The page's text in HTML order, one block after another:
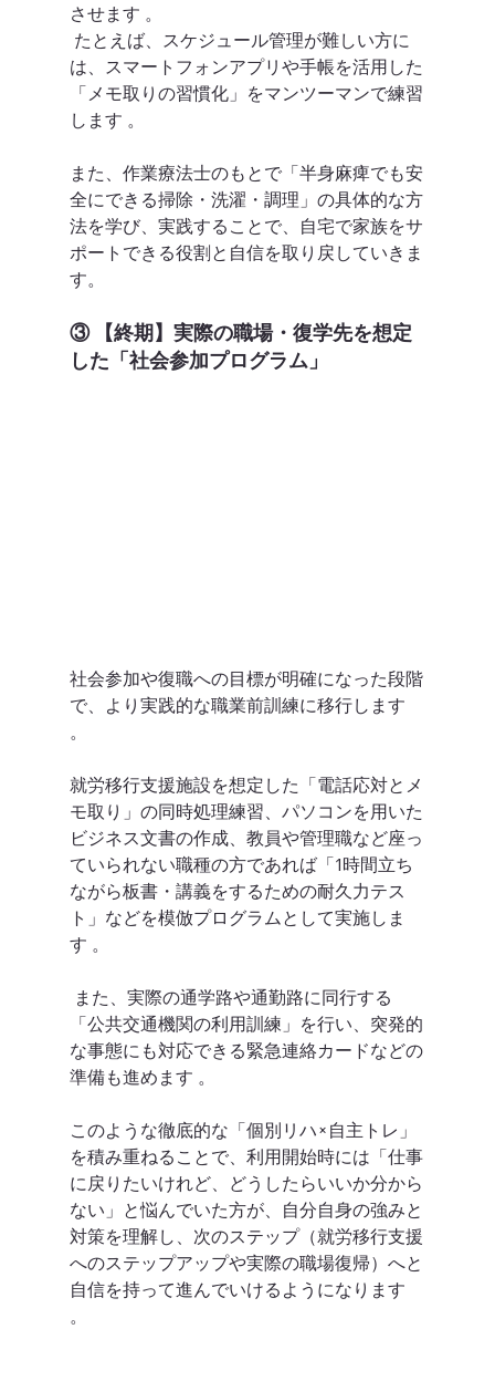
させます 。
は、スマートフォンアプリや手帳を活用した
「メモ取りの習慣化」をマンツーマンで練習
します 。
また、作業療法士のもとで「半身麻痺でも安
全にできる掃除・洗濯・調理」の具体的な方
法を学び、実践することで、自宅で家族をサ
ポートできる役割と自信を取り戻していきま
す。
③ 【終期】実際の職場・復学先を想定
した「社会参加プログラム」
社会参加や復職への目標が明確になった段階
で、より実践的な職業前訓練に移行します
。
就労移行支援施設を想定した「電話応対とメ
モ取り」の同時処理練習、パソコンを用いた
ビジネス文書の作成、教員や管理職など座っ
ていられない職種の方であれば「1時間立ち
ながら板書・講義をするための耐久力テス
ト」などを模倣プログラムとして実施しま
す 。
「公共交通機関の利用訓練」を行い、突発的
な事態にも対応できる緊急連絡カードなどの
準備も進めます 。
このような徹底的な「個別リハ×自主トレ」
を積み重ねることで、利用開始時には「仕事
に戻りたいけれど、どうしたらいいか分から
ない」と悩んでいた方が、自分自身の強みと
対策を理解し、次のステップ（就労移行支援
へのステップアップや実際の職場復帰）へと
自信を持って進んでいけるようになります
。